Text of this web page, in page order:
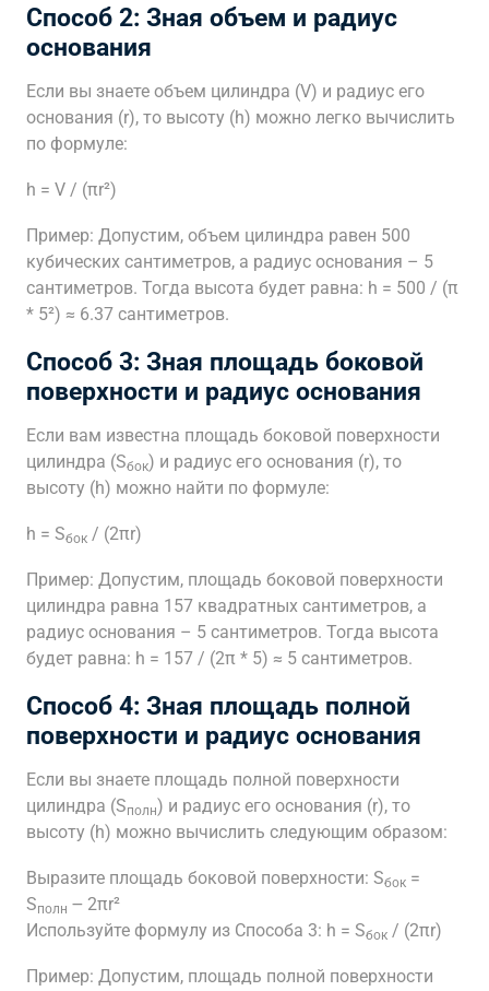
Способ 2: Зная объем и радиус
основания
Если вы знаете объем цилиндра (V) и радиус его
основания (r), то высоту (h) можно легко вычислить
по формуле:
h = V / (πr²)
Пример: Допустим, объем цилиндра равен 500
кубических сантиметров, а радиус основания – 5
сантиметров. Тогда высота будет равна: h = 500 / (π
* 5²) ≈ 6.37 сантиметров.
Способ 3: Зная площадь боковой
поверхности и радиус основания
Если вам известна площадь боковой поверхности
цилиндра (Sбок) и радиус его основания (r), то
высоту (h) можно найти по формуле:
h = Sбок / (2πr)
Пример: Допустим, площадь боковой поверхности
цилиндра равна 157 квадратных сантиметров, а
радиус основания – 5 сантиметров. Тогда высота
будет равна: h = 157 / (2π * 5) ≈ 5 сантиметров.
Способ 4: Зная площадь полной
поверхности и радиус основания
Если вы знаете площадь полной поверхности
цилиндра (Sполн) и радиус его основания (r), то
высоту (h) можно вычислить следующим образом:
Выразите площадь боковой поверхности: Sбок =
Sполн ౼ 2πr²
Используйте формулу из Способа 3: h = Sбок / (2πr)
Пример: Допустим, площадь полной поверхности